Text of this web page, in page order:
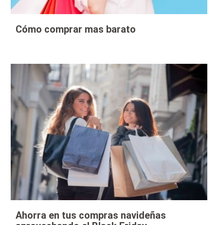
Cómo comprar mas barato
Ahorra en tus compras navideñas